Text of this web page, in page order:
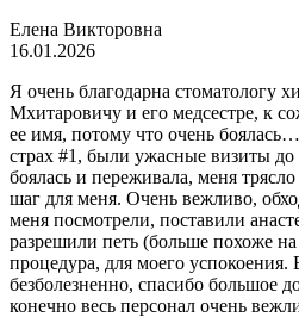
Елена Викторовна
16.01.2026
Я очень благодарна стоматологу
Мхитаровичу и его медсестре, к
ее имя, потому что очень
страх #1, были ужасные визиты до
боялась и переживала, меня
шаг для меня. Очень вежливо,
меня посмотрели, поставили
разрешили петь (больше похоже
процедура, для моего
безболезненно, спасибо большое
конечно весь персонал очень